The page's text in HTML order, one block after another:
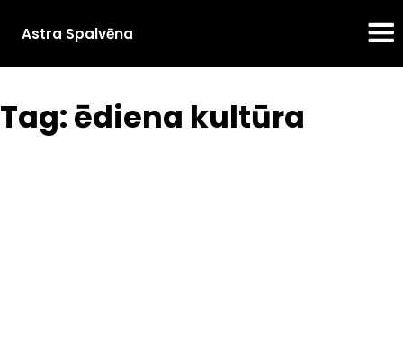
Astra Spalvēna
Tag: ēdiena kultūra